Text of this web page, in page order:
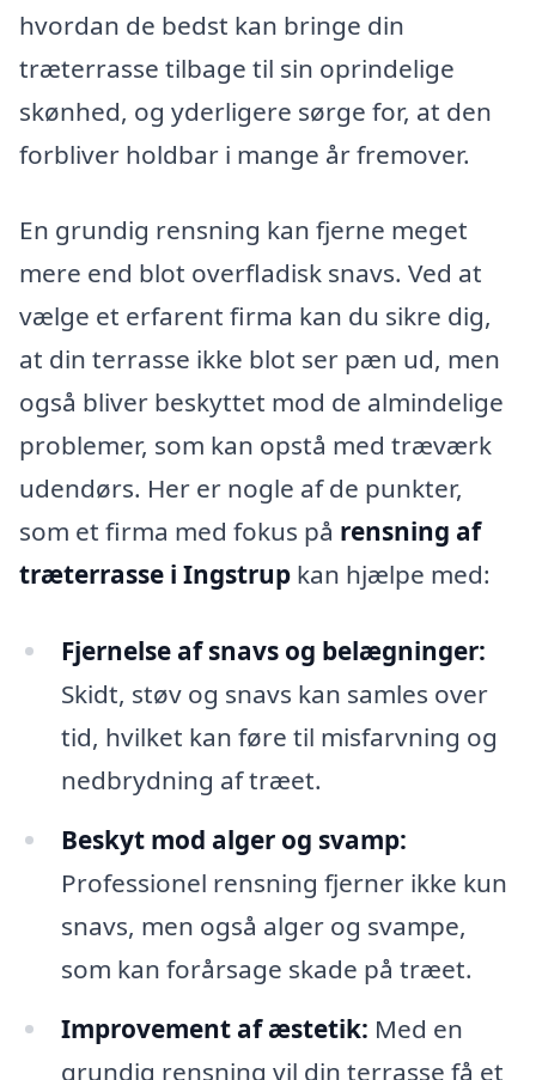
hvordan de bedst kan bringe din
træterrasse tilbage til sin oprindelige
skønhed, og yderligere sørge for, at den
forbliver holdbar i mange år fremover.
En grundig rensning kan fjerne meget
mere end blot overfladisk snavs. Ved at
vælge et erfarent firma kan du sikre dig,
at din terrasse ikke blot ser pæn ud, men
også bliver beskyttet mod de almindelige
problemer, som kan opstå med træværk
udendørs. Her er nogle af de punkter,
som et firma med fokus på rensning af
træterrasse i Ingstrup kan hjælpe med:
Fjernelse af snavs og belægninger:
Skidt, støv og snavs kan samles over
tid, hvilket kan føre til misfarvning og
nedbrydning af træet.
Beskyt mod alger og svamp:
Professionel rensning fjerner ikke kun
snavs, men også alger og svampe,
som kan forårsage skade på træet.
Improvement af æstetik: Med en
grundig rensning vil din terrasse få et